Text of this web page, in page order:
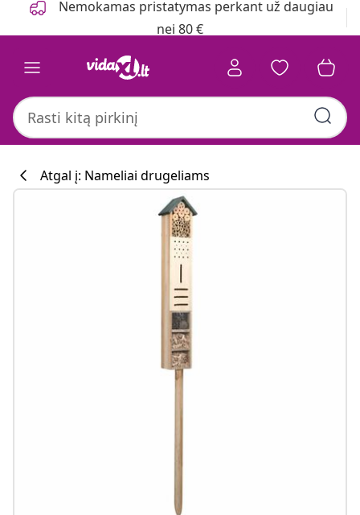
Nemokamas pristatymas perkant už daugiau
nei 80 €
Atgal į: Nameliai drugeliams